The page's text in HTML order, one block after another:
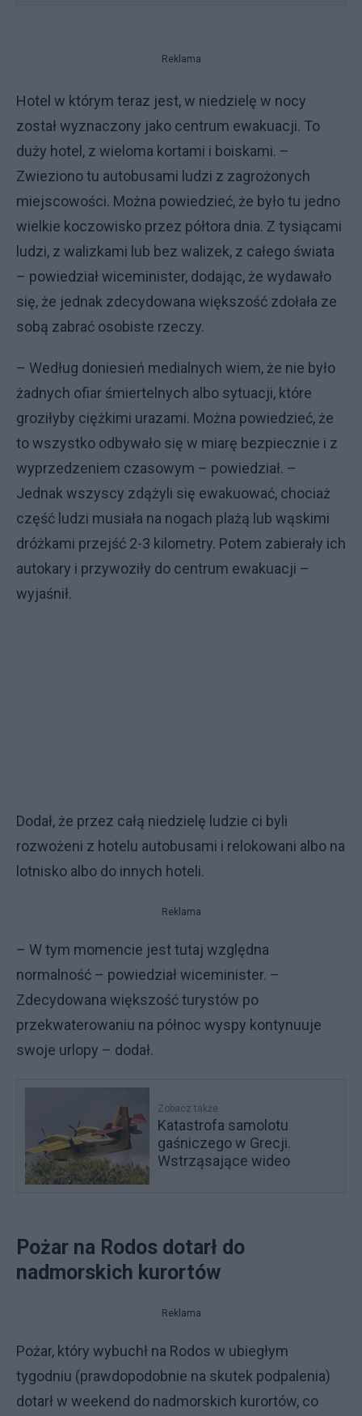
Reklama
Hotel w którym teraz jest, w niedzielę w nocy
został wyznaczony jako centrum ewakuacji. To
duży hotel, z wieloma kortami i boiskami. –
Zwieziono tu autobusami ludzi z zagrożonych
miejscowości. Można powiedzieć, że było tu jedno
wielkie koczowisko przez półtora dnia. Z tysiącami
ludzi, z walizkami lub bez walizek, z całego świata
– powiedział wiceminister, dodając, że wydawało
się, że jednak zdecydowana większość zdołała ze
sobą zabrać osobiste rzeczy.
– Według doniesień medialnych wiem, że nie było
żadnych ofiar śmiertelnych albo sytuacji, które
groziłyby ciężkimi urazami. Można powiedzieć, że
to wszystko odbywało się w miarę bezpiecznie i z
wyprzedzeniem czasowym – powiedział. –
Jednak wszyscy zdążyli się ewakuować, chociaż
część ludzi musiała na nogach plażą lub wąskimi
dróżkami przejść 2-3 kilometry. Potem zabierały ich
autokary i przywoziły do centrum ewakuacji –
wyjaśnił.
Dodał, że przez całą niedzielę ludzie ci byli
rozwożeni z hotelu autobusami i relokowani albo na
lotnisko albo do innych hoteli.
Reklama
– W tym momencie jest tutaj względna
normalność – powiedział wiceminister. –
Zdecydowana większość turystów po
przekwaterowaniu na północ wyspy kontynuuje
swoje urlopy – dodał.
Zobacz także
Katastrofa samolotu
gaśniczego w Grecji.
Wstrząsające wideo
Pożar na Rodos dotarł do
nadmorskich kurortów
Reklama
Pożar, który wybuchł na Rodos w ubiegłym
tygodniu (prawdopodobnie na skutek podpalenia)
dotarł w weekend do nadmorskich kurortów, co